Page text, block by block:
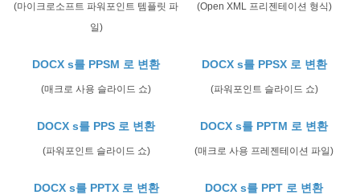
(마이크로소프트 파워포인트 템플릿 파
일)
(Open XML 프리젠테이션 형식)
DOCX s를 PPSM 로 변환
(매크로 사용 슬라이드 쇼)
DOCX s를 PPSX 로 변환
(파워포인트 슬라이드 쇼)
DOCX s를 PPS 로 변환
(파워포인트 슬라이드 쇼)
DOCX s를 PPTM 로 변환
(매크로 사용 프레젠테이션 파일)
DOCX s를 PPTX 로 변환 DOCX s를 PPT 로 변환